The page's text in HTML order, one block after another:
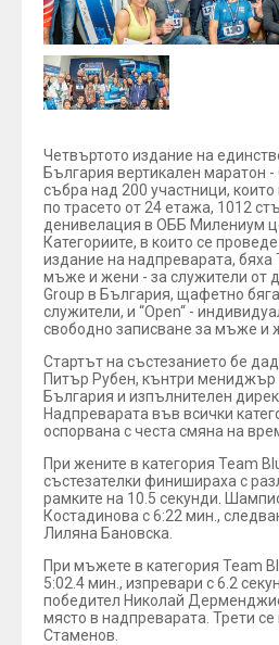
Четвъртото издание на
България вертикален маратон -
събра над 200 участници,
по трасето от 24 етажа, 1012
денивелация в ОББ Милениум
Категориите, в които се
издание на надпреварата, бяха
мъже и жени - за служители от
Group в България, щафетно
служители, и “Open“ -
свободно записване за мъже и
Стартът на състезанието бе
Питър Рубен, кънтри мениджър
България и изпълнителен
Надпреварата във всички
оспорвана с честа смяна на
При жените в категория Team
състезателки финишираха с
рамките на 10.5 секунди.
Костадинова с 6:22 мин.,
Лиляна Бановска.
При мъжете в категория Team
5:02.4 мин., изпревари с 6.2
победител Николай
място в надпреварата. Трети се
Стаменов.